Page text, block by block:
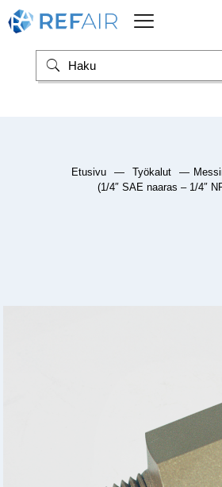
Etusivu — Työkalut —
(1/4″ SAE naaras – 1/4″